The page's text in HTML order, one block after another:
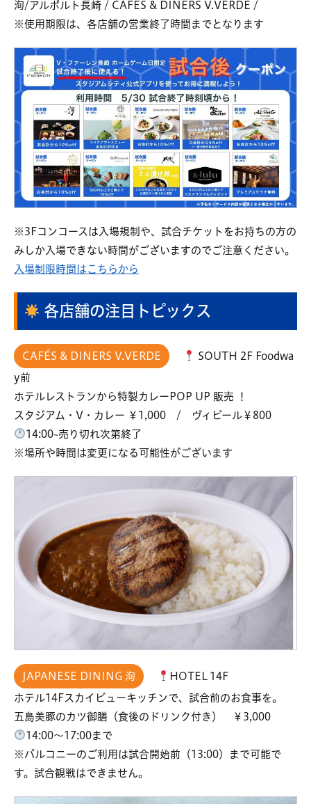
洵/アルポルト長崎 / CAFÉS & DINERS V.VERDE /
※使用期限は、各店舗の営業終了時間までとなります
※3Fコンコースは入場規制や、試合チケットをお持ちの方の
みしか入場できない時間がございますのでご注意ください。
入場制限時間はこちらから
各店舗の注目トピックス
CAFÉS & DINERS V.VERDE SOUTH 2F Foodwa
y前
ホテルレストランから特製カレーPOP UP 販売 ！
スタジアム・V・カレー ￥1,000 / ヴィビール￥800
14:00~売り切れ次第終了
※場所や時間は変更になる可能性がございます
JAPANESE DINING 洵 HOTEL 14F
ホテル14Fスカイビューキッチンで、試合前のお食事を。
五島美豚のカツ御膳（食後のドリンク付き） ￥3,000
14:00～17:00まで
※バルコニーのご利用は試合開始前（13:00）まで可能で
す。試合観戦はできません。